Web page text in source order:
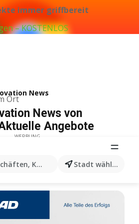
immer griffbereit
– KOSTENLOS
Ort
Kategorien, Produkten...
Stadt wählen
News
News von
Angebote
WERBUNG